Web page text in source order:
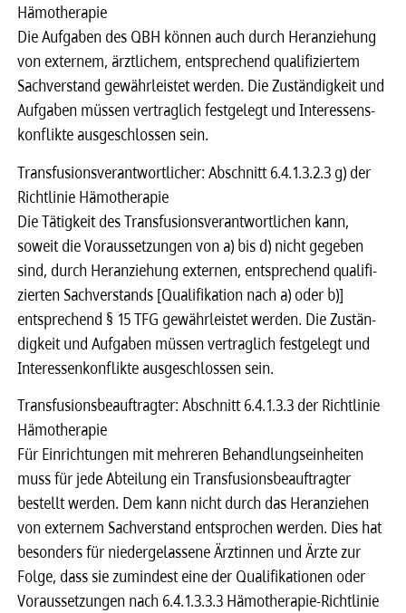
Hämo­the­ra­pie
Die Aufga­ben des QBH können auch durch Heran­zie­hung
von exter­nem, ärzt­li­chem, entspre­chend quali­fi­zier­tem
Sach­ver­stand gewähr­leis­tet werden. Die Zustän­dig­keit und
Aufga­ben müssen vertrag­lich fest­ge­legt und Inter­es­sen­s­
kon­flikte ausge­schlos­sen sein.
Trans­fu­si­ons­ver­ant­wort­li­cher: Abschnitt 6.4.1.3.2.3 g) der
Richt­li­nie Hämo­the­ra­pie
Die Tätig­keit des Trans­fu­si­ons­ver­ant­wort­li­chen kann,
soweit die Voraus­set­zun­gen von a) bis d) nicht gege­ben
sind, durch Heran­zie­hung exter­nen, entspre­chend quali­fi­
zier­ten Sach­ver­stands [Quali­fi­ka­tion nach a) oder b)]
entspre­chend § 15 TFG gewähr­leis­tet werden. Die Zustän­
dig­keit und Aufga­ben müssen vertrag­lich fest­ge­legt und
Inter­es­sen­kon­flikte ausge­schlos­sen sein.
Trans­fu­si­ons­be­auf­trag­ter: Abschnitt 6.4.1.3.3 der Richt­li­nie
Hämo­the­ra­pie
Für Einrich­tun­gen mit mehre­ren Behand­lungs­ein­hei­ten
muss für jede Abtei­lung ein Trans­fu­si­ons­be­auf­trag­ter
bestellt werden. Dem kann nicht durch das Heran­zie­hen
von exter­nem Sach­ver­stand entspro­chen werden. Dies hat
beson­ders für nieder­ge­las­sene Ärztin­nen und Ärzte zur
Folge, dass sie zumin­dest eine der Quali­fi­ka­ti­o­nen oder
Voraus­set­zun­gen nach 6.4.1.3.3.3 Hämo­the­ra­pie-Richt­li­nie